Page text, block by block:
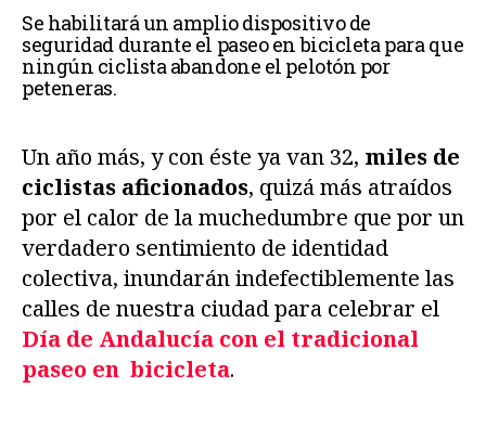
Se habilitará un amplio dispositivo de
seguridad durante el paseo en bicicleta para que
ningún ciclista abandone el pelotón por
peteneras.
Un año más, y con éste ya van 32, miles de
ciclistas aficionados, quizá más atraídos
por el calor de la muchedumbre que por un
verdadero sentimiento de identidad
colectiva, inundarán indefectiblemente las
calles de nuestra ciudad para celebrar el
Día de Andalucía con el tradicional
paseo en bicicleta.